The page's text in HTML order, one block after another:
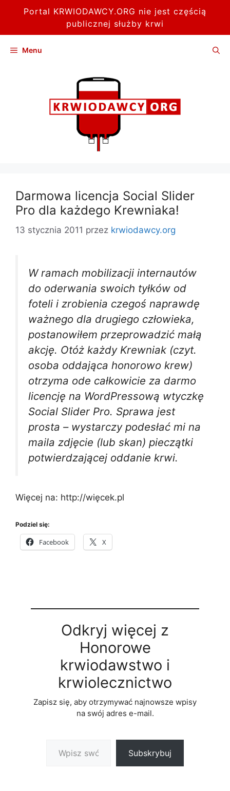
Portal KRWIODAWCY.ORG nie jest częścią
publicznej służby krwi
Menu
Darmowa licencja Social Slider
Pro dla każdego Krewniaka!
13 stycznia 2011 przez krwiodawcy.org
W ramach mobilizacji internautów
do oderwania swoich tyłków od
foteli i zrobienia czegoś naprawdę
ważnego dla drugiego człowieka,
postanowiłem przeprowadzić małą
akcję. Otóż każdy Krewniak (czyt.
osoba oddająca honorowo krew)
otrzyma ode całkowicie za darmo
licencję na WordPressową wtyczkę
Social Slider Pro. Sprawa jest
prosta – wystarczy podesłać mi na
maila zdjęcie (lub skan) pieczątki
potwierdzającej oddanie krwi.
Więcej na: http://więcek.pl
Podziel się:
Facebook X
Odkryj więcej z
Honorowe
krwiodawstwo i
krwiolecznictwo
Zapisz się, aby otrzymywać najnowsze wpisy
na swój adres e-mail.
Subskrybuj